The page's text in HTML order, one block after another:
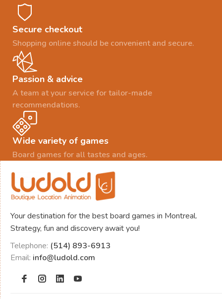
Secure checkout
Shopping online should be convenient and secure.
Passion & advice
A team at your service for tailor-made
recommendations.
Wide variety of games
Board games for all tastes and ages.
Your destination for the best board games in Montreal.
Strategy, fun and discovery await you!
Telephone: (514) 893-6913
Email: info@ludold.com